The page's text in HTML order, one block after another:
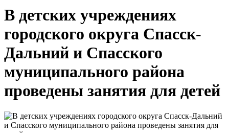
В детских учреждениях
городского округа Спасск-
Дальний и Спасского
муниципального района
проведены занятия для детей